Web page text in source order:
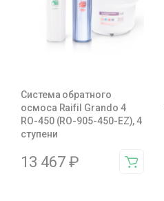
Система обратного
осмоса Raifil Grando 4
RO-450 (RO-905-450-EZ), 4
ступени
13 467 ₽